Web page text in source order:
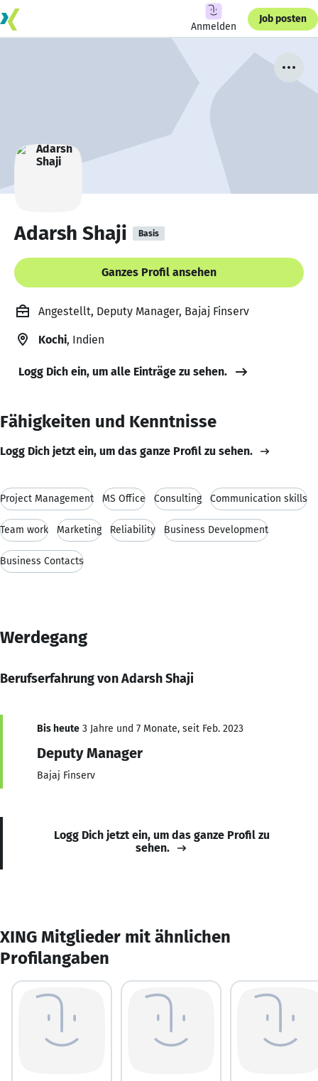
Anmelden
Job posten
Adarsh Shaji Basis
Ganzes Profil ansehen
Angestellt, Deputy Manager, Bajaj Finserv
Kochi, Indien
Logg Dich ein, um alle Einträge zu sehen.
Fähigkeiten und Kenntnisse
Logg Dich jetzt ein, um das ganze Profil zu sehen.
Project Management MS Office Consulting Communication skills
Team work Marketing Reliability Business Development
Business Contacts
Werdegang
Berufserfahrung von Adarsh Shaji
Bis heute 3 Jahre und 7 Monate, seit Feb. 2023
Deputy Manager
Bajaj Finserv
Logg Dich jetzt ein, um das ganze Profil zu
sehen.
XING Mitglieder mit ähnlichen
Profilangaben